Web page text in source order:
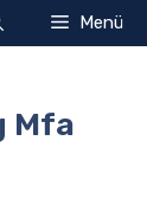
Menü
Mfa